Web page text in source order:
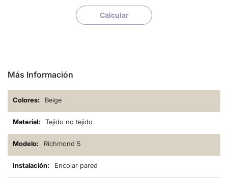
Calcular
Más Información
Beige
Tejido no tejido
Richmond 5
Encolar pared